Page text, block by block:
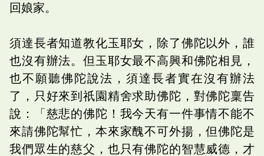
回娘家。
須達長者知道教化玉耶女，除了佛陀以外，誰
也沒有辦法。但玉耶女最不高興和佛陀相見，
也不願聽佛陀說法，須達長者實在沒有辦法
了，只好來到祇園精舍求助佛陀，對佛陀稟告
說：「慈悲的佛陀！我今天有一件事情不能不
來請佛陀幫忙，本來家醜不可外揚，但佛陀是
我們眾生的慈父，也只有佛陀的智慧威德，才